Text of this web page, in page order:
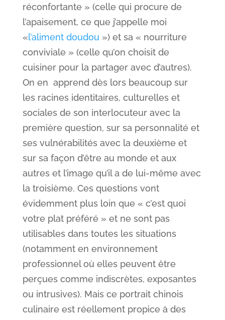
réconfortante » (celle qui procure de
l’apaisement, ce que j’appelle moi
«l’aliment doudou ») et sa « nourriture
conviviale » (celle qu’on choisit de
cuisiner pour la partager avec d’autres).
On en apprend dès lors beaucoup sur
les racines identitaires, culturelles et
sociales de son interlocuteur avec la
première question, sur sa personnalité et
ses vulnérabilités avec la deuxième et
sur sa façon d’être au monde et aux
autres et l’image qu’il a de lui-même avec
la troisième. Ces questions vont
évidemment plus loin que « c’est quoi
votre plat préféré » et ne sont pas
utilisables dans toutes les situations
(notamment en environnement
professionnel où elles peuvent être
perçues comme indiscrètes, exposantes
ou intrusives). Mais ce portrait chinois
culinaire est réellement propice à des